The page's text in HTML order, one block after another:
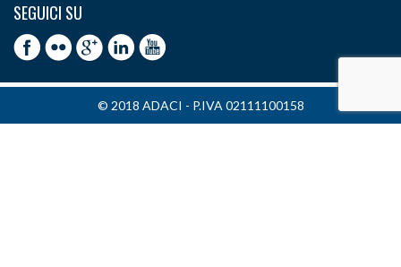
SEGUICI SU
© 2018 ADACI - P.IVA 02111100158